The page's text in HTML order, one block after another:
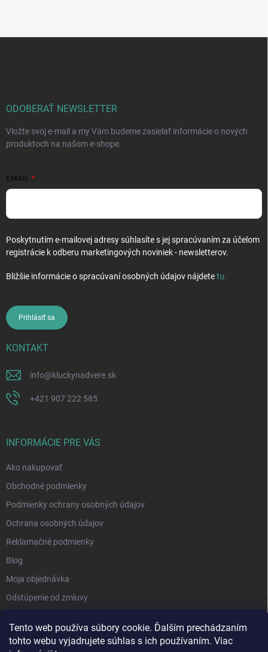
Tento web používa súbory cookie. Ďalším prechádzaním
tohto webu vyjadrujete súhlas s ich používaním. Viac
ODOBERAŤ NEWSLETTER
Vložte svoj e-mail a my Vám budeme zasielať informácie o nových
produktoch na našom e-shope.
EMAIL
Poskytnutím e-mailovej adresy súhlasíte s jej spracúvaním za účelom
registrácie k odberu marketingových noviniek - newsletterov.
Bližšie informácie o spracúvaní osobných údajov nájdetetu.
Prihlásiť sa
KONTAKT
info@kluckynadvere.sk
+421 907 222 585
INFORMÁCIE PRE VÁS
Ako nakupovať
Obchodné podmienky
Podmienky ochrany osobných údajov
Ochrana osobných údajov
Reklamačné podmienky
Blog
Moja objednávka
Odstúpenie od zmluvy